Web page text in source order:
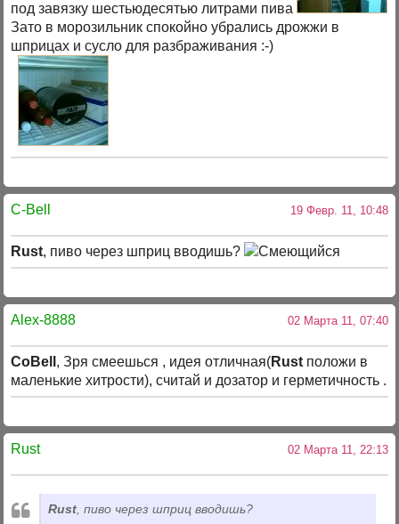
под завязку шестьюдесятью литрами пива
Зато в морозильник спокойно убрались дрожжи в
шприцах и сусло для разбраживания :-)
C-Bell 19 Февр. 11, 10:48
Rust, пиво через шприц вводишь?
Alex-8888 02 Марта 11, 07:40
CoBell , Зря смеешься , идея отличная(Rust положи в
маленькие хитрости), считай и дозатор и герметичность .
Rust 02 Марта 11, 22:13
Rust , пиво через шприц вводишь?